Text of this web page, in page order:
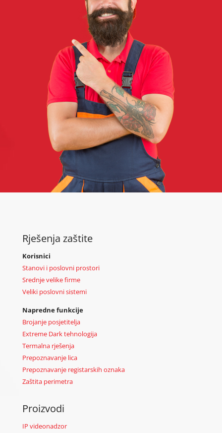
Rješenja zaštite
Korisnici
Stanovi i poslovni prostori
Srednje velike firme
Veliki poslovni sistemi
Napredne funkcije
Brojanje posjetitelja
Extreme Dark tehnologija
Termalna rješenja
Prepoznavanje lica
Prepoznavanje registarskih oznaka
Zaštita perimetra
Proizvodi
IP videonadzor